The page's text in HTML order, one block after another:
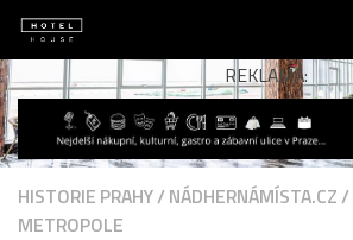
Skip to content
REKLAMA:
HISTORIE PRAHY/NÁDHERNÁMÍSTA.CZ/
METROPOLE